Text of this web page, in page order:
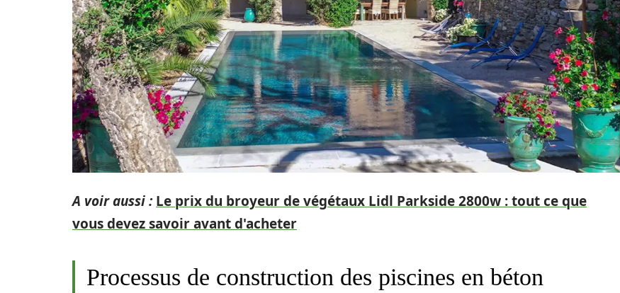
A voir aussi : Le prix du broyeur de végétaux Lidl Parkside 2800w : tout ce que
vous devez savoir avant d'acheter
Processus de construction des piscines en béton